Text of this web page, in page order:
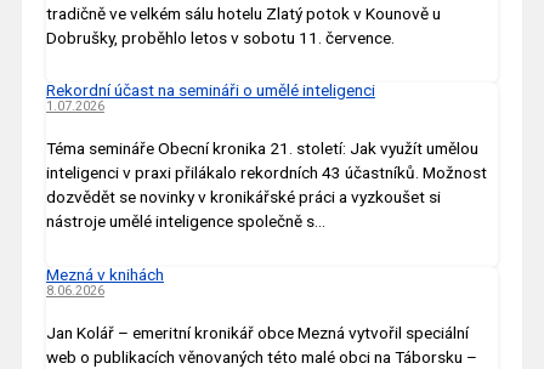
tradičně ve velkém sálu hotelu Zlatý potok v Kounově u
Dobrušky, proběhlo letos v sobotu 11. července.
Rekordní účast na semináři o umělé inteligenci
1.07.2026
Téma semináře Obecní kronika 21. století: Jak využít umělou
inteligenci v praxi přilákalo rekordních 43 účastníků. Možnost
dozvědět se novinky v kronikářské práci a vyzkoušet si
nástroje umělé inteligence společně s…
Mezná v knihách
8.06.2026
Jan Kolář – emeritní kronikář obce Mezná vytvořil speciální
web o publikacích věnovaných této malé obci na Táborsku –